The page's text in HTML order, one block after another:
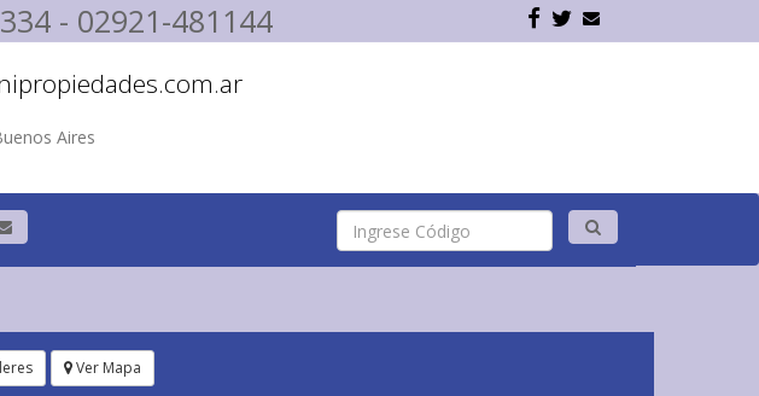
- 02921-481144
Aires
Ver Mapa